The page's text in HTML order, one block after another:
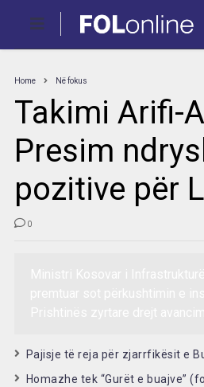
Home Në fokus
Takimi Arifi-
Presim
pozitive për
0
Pajisje të reja për zjarrfikësit e
Homazhe tek “Gurët e buajve”